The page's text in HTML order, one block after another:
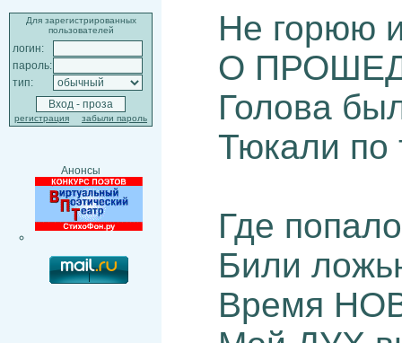
Для зарегистрированных
пользователей
логин:
пароль:
тип:
регистрация забыли пароль
Анонсы
Не горюю
О
Голова
Тюкали по
Где
Били
Время